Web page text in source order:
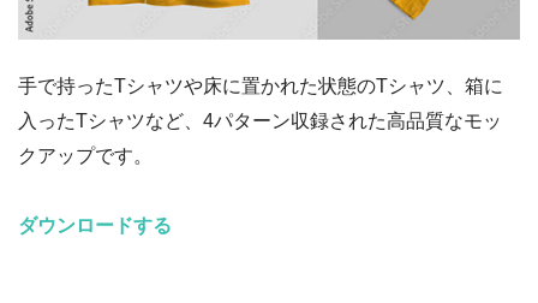
手で持ったTシャツや床に置かれた状態のTシャツ、箱に
入ったTシャツなど、4パターン収録された高品質なモッ
クアップです。
ダウンロードする